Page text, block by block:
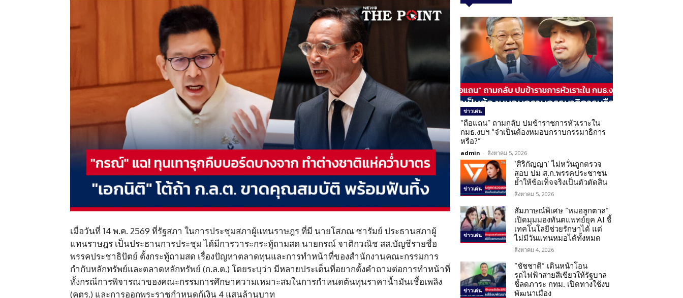
เมื่อวันที่ 14 พ.ค. 2569 ที่รัฐสภา ในการประชุมสภาผู้แทนราษฎร ที่มี นายโสภณ ซารัมย์ ประธานสภาผู้
แทนราษฎร เป็นประธานการประชุม ได้มีการวาระกระทู้ถามสด นายกรณ์ จาติกวณิช สส.บัญชีรายชื่อ
พรรคประชาธิปัตย์ ตั้งกระทู้ถามสด เรื่องปัญหาตลาดทุนและการทำหน้าที่ของสำนักงานคณะกรรมการ
กำกับหลักทรัพย์และตลาดหลักทรัพย์ (ก.ล.ต.) โดยระบุว่า มีหลายประเด็นที่อยากตั้งคำถามต่อการทำหน้าที่
ทั้งกรณีการพิจารณาของคณะกรรมการศึกษาความเหมาะสมในการกำหนดต้นทุนราคาน้ำมันเชื้อเพลิง
(คตร.) และการออกพระราชกำหนดกู้เงิน 4 แสนล้านบาท
ข่าวเด่น
“ถือแถน” ถามกลับ ปมข้าราชการหัวเราะใน
กมธ.งบฯ “จำเป็นต้องหมอบกราบกรรมาธิการ
หรือ?”
admin - สิงหาคม 5, 2026
ข่าวเด่น
‘ศิริกัญญา’ ไม่หวั่นถูกตรวจ
สอบ ปม ส.ก.พรรคประชาชน
ย้ำให้ข้อเท็จจริงเป็นตัวตัดสิน
สิงหาคม 5, 2026
ข่าวเด่น
สัมภาษณ์พิเศษ “หมอลูกตาล”
เปิดมุมมองทันตแพทย์ยุค AI ชี้
เทคโนโลยีช่วยรักษาได้ แต่
ไม่มีวันแทนหมอได้ทั้งหมด
สิงหาคม 4, 2026
ข่าวเด่น
“ชัชชาติ” เดินหน้าโอน
รถไฟฟ้าสายสีเขียวให้รัฐบาล
ชี้ลดภาระ กทม. เปิดทางใช้งบ
พัฒนาเมือง